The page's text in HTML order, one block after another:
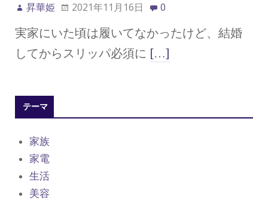
昇華姫 2021年11月16日 0
実家にいた頃は履いてなかったけど、結婚
してからスリッパ必須に […]
テーマ
家族
家電
生活
美容